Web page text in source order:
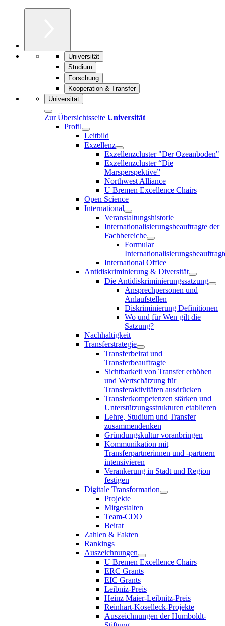
Universität
Studium
Forschung
Kooperation & Transfer
Universität
Zur Übersichtsseite Universität
Profil
Leitbild
Exzellenz
Exzellenzcluster "Der Ozeanboden"
Exzellenzcluster “Die
Marsperspektive”
Northwest Alliance
U Bremen Excellence Chairs
Open Science
International
Veranstaltungshistorie
Internationalisierungsbeauftragte der
Fachbereiche
Formular
International Office
Antidiskriminierung & Diversität
Die Antidiskriminierungssatzung
Ansprechpersonen und
Anlaufstellen
Diskriminierung Definitionen
Wo und für Wen gilt die
Satzung?
Nachhaltigkeit
Transferstrategie
Transferbeirat und
Transferbeauftragte
Sichtbarkeit von Transfer erhöhen
und Wertschätzung für
Transferaktivitäten ausdrücken
Transferkompetenzen stärken und
Unterstützungsstrukturen etablieren
Lehre, Studium und Transfer
zusammendenken
Gründungskultur voranbringen
Kommunikation mit
Transferpartnerinnen und -partnern
intensivieren
Verankerung in Stadt und Region
festigen
Digitale Transformation
Projekte
Mitgestalten
Team-CDO
Beirat
Zahlen & Fakten
Rankings
Auszeichnungen
U Bremen Excellence Chairs
ERC Grants
EIC Grants
Leibniz-Preis
Heinz Maier-Leibnitz-Preis
Reinhart-Koselleck-Projekte
Auszeichnungen der Humboldt-